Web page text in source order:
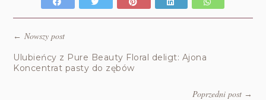
←Nowszy post
Ulubieńcy z Pure Beauty Floral deligt: Ajona
Koncentrat pasty do zębów
Poprzedni post→